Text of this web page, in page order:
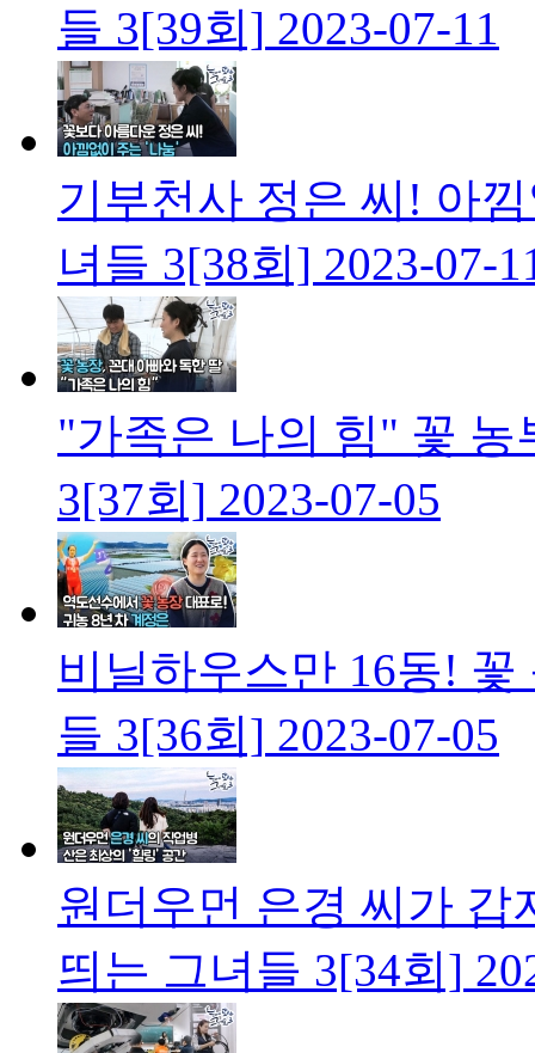
들 3[39회] 2023-07-11
기부천사 정은 씨! 아
녀들 3[38회] 2023-07-
"가족은 나의 힘" 꽃
3[37회] 2023-07-05
비닐하우스만 16동!
들 3[36회] 2023-07-05
원더우먼 은경 씨가 갑
띄는 그녀들 3[34회]